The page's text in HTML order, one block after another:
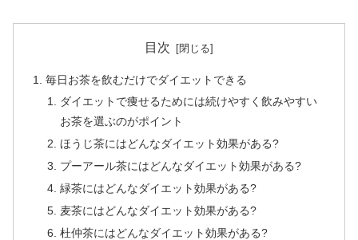
目次
毎日お茶を飲むだけでダイエットできる
ダイエットで痩せるためには続けやすく飲みやすい
お茶を選ぶのがポイント
ほうじ茶にはどんなダイエット効果がある?
プーアール茶にはどんなダイエット効果がある?
緑茶にはどんなダイエット効果がある?
麦茶にはどんなダイエット効果がある?
杜仲茶にはどんなダイエット効果がある?